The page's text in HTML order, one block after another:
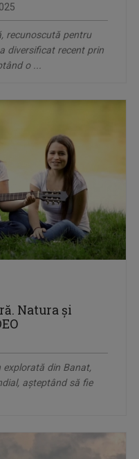
recunoscută pentru
diversificat recent prin
o ...
Natura și
din Banat,
așteptând să fie